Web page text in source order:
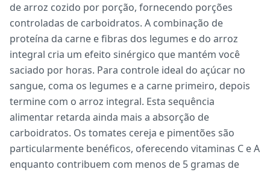
de arroz cozido por porção, fornecendo porções
controladas de carboidratos. A combinação de
proteína da carne e fibras dos legumes e do arroz
integral cria um efeito sinérgico que mantém você
saciado por horas. Para controle ideal do açúcar no
sangue, coma os legumes e a carne primeiro, depois
termine com o arroz integral. Esta sequência
alimentar retarda ainda mais a absorção de
carboidratos. Os tomates cereja e pimentões são
particularmente benéficos, oferecendo vitaminas C e A
enquanto contribuem com menos de 5 gramas de